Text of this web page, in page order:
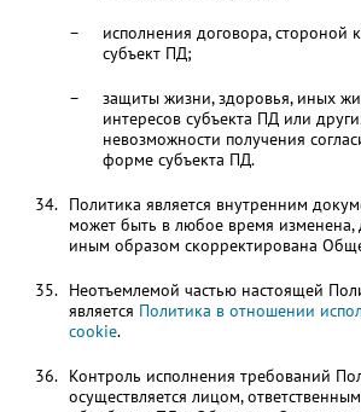
исполнения договора, стороной
субъект ПД;
защиты жизни, здоровья, иных
интересов субъекта ПД или
невозможности получения
форме субъекта ПД.
Политика является внутренним
может быть в любое время изменена,
иным образом скорректирована
Неотъемлемой частью настоящей
является Политика в отношении
cookie.
Контроль исполнения требований
осуществляется лицом,